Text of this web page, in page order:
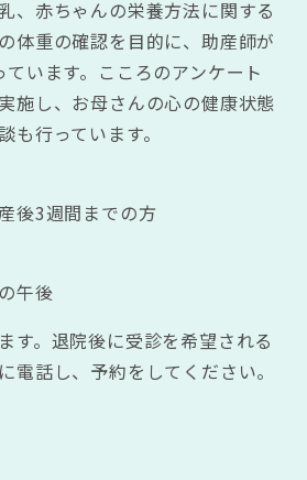
、赤ちゃんの栄養方法に関する
体重の確認を目的に、助産師が
います。こころのアンケート
施し、お母さんの心の健康状態
も行っています。
後3週間までの方
午後
す。退院後に受診を希望される
電話し、予約をしてください。